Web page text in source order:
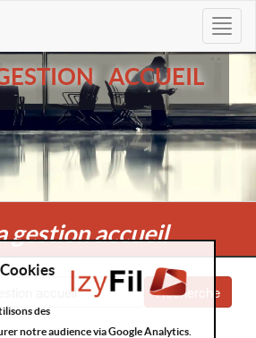
ACCUEIL
gestion accueil
Recherche
des
notre audience via Google Analytics.